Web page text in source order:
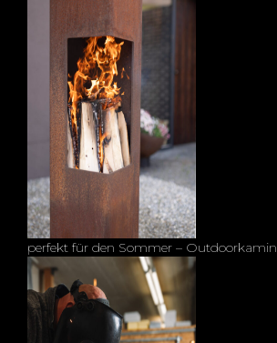
perfekt für den Sommer – Outdoorkamin